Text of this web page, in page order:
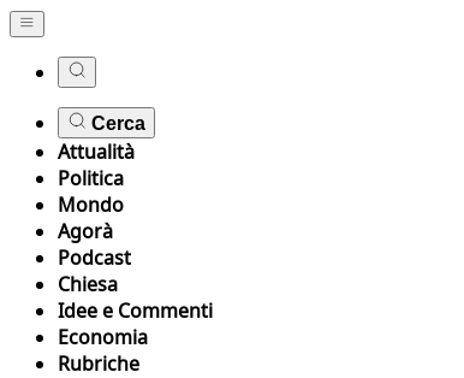
Cerca
Attualità
Politica
Mondo
Agorà
Podcast
Chiesa
Idee e Commenti
Economia
Rubriche